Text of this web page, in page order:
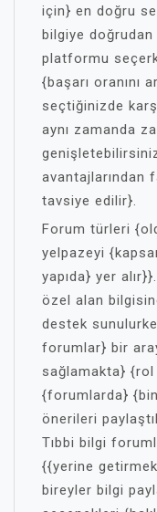
için} en doğru
bilgiye
platformu
{başarı oranını
seçtiğinizde
aynı zamanda
avantajlarından
tavsiye edilir}.
Forum türleri
yelpazeyi
yapıda} yer
özel alan
destek
forumlar} bir
sağlamakta} {rol
{forumlarda}
önerileri
Tıbbi bilgi
{{yerine
bireyler bilgi